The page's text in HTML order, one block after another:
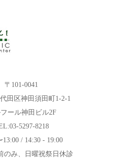
〒101-0041
田区神田須田町1-2-1
ール神田ビル2F
5297-8218
13:00 / 14:30 - 19:00
のみ、日曜祝祭日休診